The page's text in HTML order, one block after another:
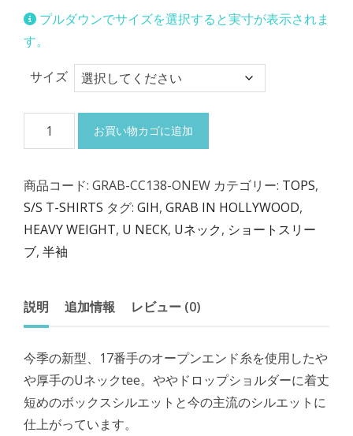
プルダウンでサイズを選択すると実寸が表示されま
す。
サイズ
HEAVY
WEIGHT
U
NECK
S/S
[ONE
個
お買い物カゴに追加
商品コード: GRAB-CC138-ONEW カテゴリー: TOPS,
S/S T-SHIRTS タグ: GIH, GRAB IN HOLLYWOOD,
HEAVY WEIGHT, U NECK, Uネック, ショートスリー
ブ, 半袖
説明 追加情報 レビュー (0)
今季の新型、17番手のオープンエンド糸を使用したや
や厚手のUネックtee。ややドロップショルダーに着丈
短めのボックスシルエットと今の主流のシルエットに
仕上がっています。